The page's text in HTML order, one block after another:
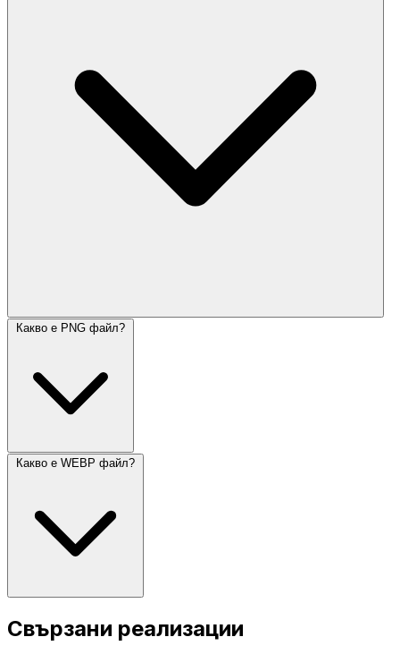
Какво е PNG файл?
Какво е WEBP файл?
Свързани реализации